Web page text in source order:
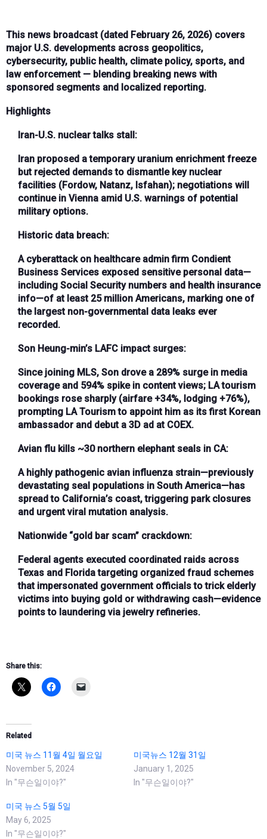
This news broadcast (dated February 26, 2026) covers
major U.S. developments across geopolitics,
cybersecurity, public health, climate policy, sports, and
law enforcement — blending breaking news with
sponsored segments and localized reporting.
Highlights
Iran-U.S. nuclear talks stall:
Iran proposed a temporary uranium enrichment freeze
but rejected demands to dismantle key nuclear
facilities (Fordow, Natanz, Isfahan); negotiations will
continue in Vienna amid U.S. warnings of potential
military options.
Historic data breach:
A cyberattack on healthcare admin firm Condient
Business Services exposed sensitive personal data—
including Social Security numbers and health insurance
info—of at least 25 million Americans, marking one of
the largest non-governmental data leaks ever
recorded.
Son Heung-min’s LAFC impact surges:
Since joining MLS, Son drove a 289% surge in media
coverage and 594% spike in content views; LA tourism
bookings rose sharply (airfare +34%, lodging +76%),
prompting LA Tourism to appoint him as its first Korean
ambassador and debut a 3D ad at COEX.
Avian flu kills ~30 northern elephant seals in CA:
A highly pathogenic avian influenza strain—previously
devastating seal populations in South America—has
spread to California’s coast, triggering park closures
and urgent viral mutation analysis.
Nationwide “gold bar scam” crackdown:
Federal agents executed coordinated raids across
Texas and Florida targeting organized fraud schemes
that impersonated government officials to trick elderly
victims into buying gold or withdrawing cash—evidence
points to laundering via jewelry refineries.
Share this:
Related
미국 뉴스 11월 4일 월요일
November 5, 2024
In "무슨일이야?"
미국뉴스 12월 31일
January 1, 2025
In "무슨일이야?"
미국 뉴스 5월 5일
May 6, 2025
In "무슨일이야?"